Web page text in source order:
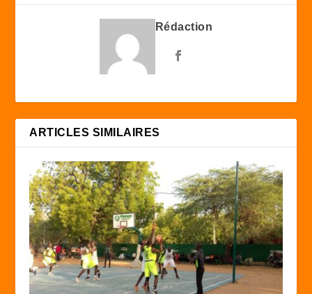
Rédaction
ARTICLES SIMILAIRES